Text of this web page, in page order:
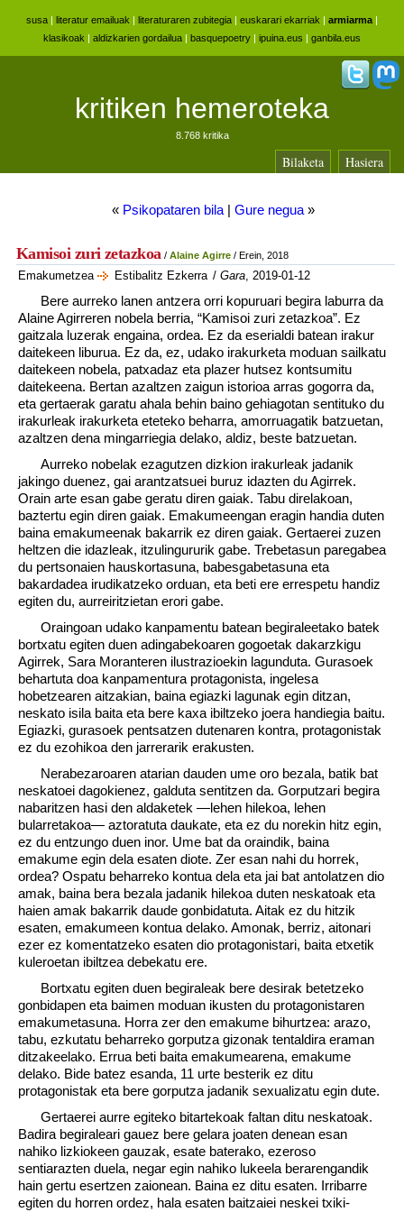
susa | literatur emailuak | literaturaren zubitegia | euskarari ekarriak | armiarma |
klasikoak | aldizkarien gordailua | basquepoetry | ipuina.eus | ganbila.eus
kritiken hemeroteka
8.768 kritika
Bilaketa Hasiera
« Psikopataren bila | Gure negua »
Kamisoi zuri zetazkoa/ Alaine Agirre/ Erein, 2018
Emakumetzea Estibalitz Ezkerra / Gara, 2019-01-12
Bere aurreko lanen antzera orri kopuruari begira laburra da
Alaine Agirreren nobela berria, “Kamisoi zuri zetazkoa”. Ez
gaitzala luzerak engaina, ordea. Ez da eserialdi batean irakur
daitekeen liburua. Ez da, ez, udako irakurketa moduan sailkatu
daitekeen nobela, patxadaz eta plazer hutsez kontsumitu
daitekeena. Bertan azaltzen zaigun istorioa arras gogorra da,
eta gertaerak garatu ahala behin baino gehiagotan sentituko du
irakurleak irakurketa eteteko beharra, amorruagatik batzuetan,
azaltzen dena mingarriegia delako, aldiz, beste batzuetan.
Aurreko nobelak ezagutzen dizkion irakurleak jadanik
jakingo duenez, gai arantzatsuei buruz idazten du Agirrek.
Orain arte esan gabe geratu diren gaiak. Tabu direlakoan,
baztertu egin diren gaiak. Emakumeengan eragin handia duten
baina emakumeenak bakarrik ez diren gaiak. Gertaerei zuzen
heltzen die idazleak, itzulingururik gabe. Trebetasun paregabea
du pertsonaien hauskortasuna, babesgabetasuna eta
bakardadea irudikatzeko orduan, eta beti ere errespetu handiz
egiten du, aurreiritzietan erori gabe.
Oraingoan udako kanpamentu batean begiraleetako batek
bortxatu egiten duen adingabekoaren gogoetak dakarzkigu
Agirrek, Sara Moranteren ilustrazioekin lagunduta. Gurasoek
behartuta doa kanpamentura protagonista, ingelesa
hobetzearen aitzakian, baina egiazki lagunak egin ditzan,
neskato isila baita eta bere kaxa ibiltzeko joera handiegia baitu.
Egiazki, gurasoek pentsatzen dutenaren kontra, protagonistak
ez du ezohikoa den jarrerarik erakusten.
Nerabezaroaren atarian dauden ume oro bezala, batik bat
neskatoei dagokienez, galduta sentitzen da. Gorputzari begira
nabaritzen hasi den aldaketek —lehen hilekoa, lehen
bularretakoa— aztoratuta daukate, eta ez du norekin hitz egin,
ez du entzungo duen inor. Ume bat da oraindik, baina
emakume egin dela esaten diote. Zer esan nahi du horrek,
ordea? Ospatu beharreko kontua dela eta jai bat antolatzen dio
amak, baina bera bezala jadanik hilekoa duten neskatoak eta
haien amak bakarrik daude gonbidatuta. Aitak ez du hitzik
esaten, emakumeen kontua delako. Amonak, berriz, aitonari
ezer ez komentatzeko esaten dio protagonistari, baita etxetik
kuleroetan ibiltzea debekatu ere.
Bortxatu egiten duen begiraleak bere desirak betetzeko
gonbidapen eta baimen moduan ikusten du protagonistaren
emakumetasuna. Horra zer den emakume bihurtzea: arazo,
tabu, ezkutatu beharreko gorputza gizonak tentaldira eraman
ditzakeelako. Errua beti baita emakumearena, emakume
delako. Bide batez esanda, 11 urte besterik ez ditu
protagonistak eta bere gorputza jadanik sexualizatu egin dute.
Gertaerei aurre egiteko bitartekoak faltan ditu neskatoak.
Badira begiraleari gauez bere gelara joaten denean esan
nahiko lizkiokeen gauzak, esate baterako, ezeroso
sentiarazten duela, negar egin nahiko lukeela berarengandik
hain gertu esertzen zaionean. Baina ez ditu esaten. Irribarre
egiten du horren ordez, hala esaten baitzaiei neskei txiki-